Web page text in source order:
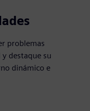
problemas
destaque su
dinámico e